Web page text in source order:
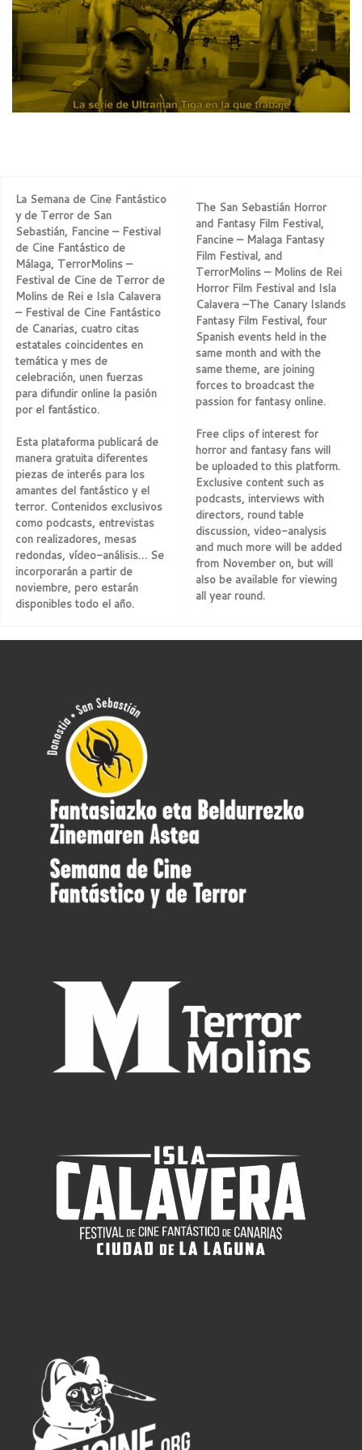
La Semana de Cine Fantástico
y de Terror de San
Sebastián, Fancine – Festival
de Cine Fantástico de
Málaga, TerrorMolins –
Festival de Cine de Terror de
Molins de Rei e Isla Calavera
– Festival de Cine Fantástico
de Canarias, cuatro citas
estatales coincidentes en
temática y mes de
celebración, unen fuerzas
para difundir online la pasión
por el fantástico.
Esta plataforma publicará de
manera gratuita diferentes
piezas de interés para los
amantes del fantástico y el
terror. Contenidos exclusivos
como podcasts, entrevistas
con realizadores, mesas
redondas, vídeo-análisis… Se
incorporarán a partir de
noviembre, pero estarán
disponibles todo el año.
The San Sebastián Horror
and Fantasy Film Festival,
Fancine – Malaga Fantasy
Film Festival, and
TerrorMolins – Molins de Rei
Horror Film Festival and Isla
Calavera –The Canary Islands
Fantasy Film Festival, four
Spanish events held in the
same month and with the
same theme, are joining
forces to broadcast the
passion for fantasy online.
Free clips of interest for
horror and fantasy fans will
be uploaded to this platform.
Exclusive content such as
podcasts, interviews with
directors, round table
discussion, video-analysis
and much more will be added
from November on, but will
also be available for viewing
all year round.